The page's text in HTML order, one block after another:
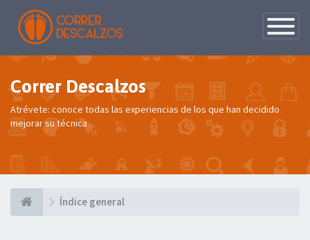
de
Correr Descalzos
Atrévete: conoce todas las experiencias de los que han decidido
mejorar su técnica
Índice general